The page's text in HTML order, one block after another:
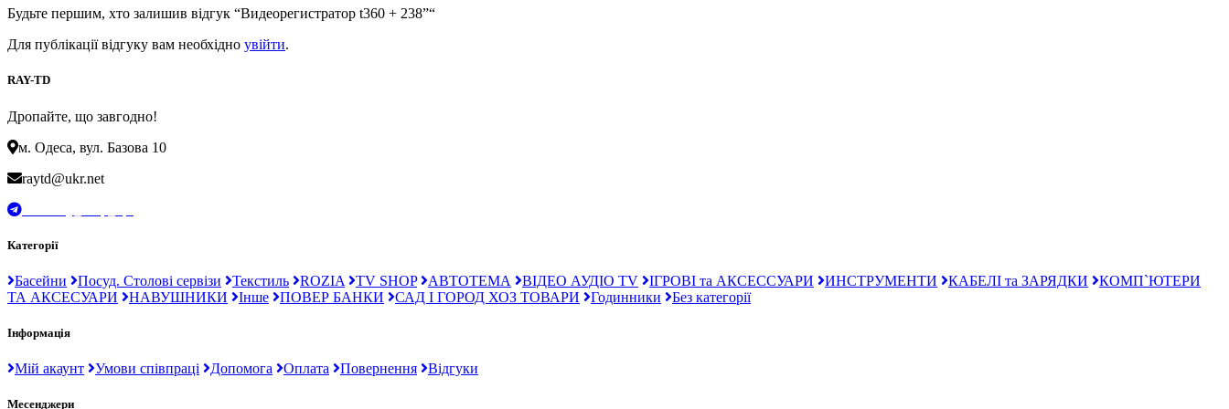
Будьте першим, хто залишив відгук “Видеорегистратор t360 + 238”“
Для публікації відгуку вам необхідно увійти.
RAY-TD
Дропайте, що завгодно!
м. Одеса, вул. Базова 10
raytd@ukr.net
Категорії
Басейни Посуд. Столові сервізи Текстиль ROZIA TV SHOP АВТОТЕМА ВІДЕО АУДІО TV ІГРОВІ та АКСЕССУАРИ ИНСТРУМЕНТИ КАБЕЛІ та ЗАРЯДКИ
КОМП`ЮТЕРИ
ТА АКСЕСУАРИ
НАВУШНИКИ Інше ПОВЕР БАНКИ САД І ГОРОД ХОЗ ТОВАРИ Годинники Без категорії
Інформація
Мій акаунт Умови співпраці Допомога Оплата Повернення Відгуки
Месенджери